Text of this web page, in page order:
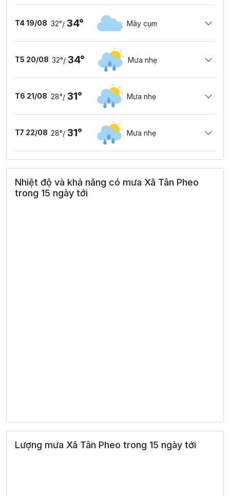
T4 19/08 32°/ 34° Mây cụm
T5 20/08 32°/ 34° Mưa nhẹ
T6 21/08 28°/ 31° Mưa nhẹ
T7 22/08 28°/ 31° Mưa nhẹ
Nhiệt độ và khả năng có mưa Xã Tân Pheo
trong 15 ngày tới
Lượng mưa Xã Tân Pheo trong 15 ngày tới